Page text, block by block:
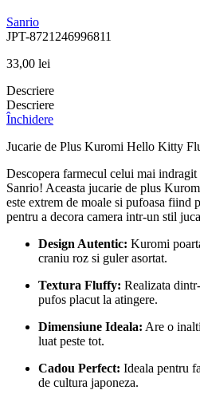
Sanrio
JPT-8721246996811
33,00 lei
Descriere
Descriere
Închidere
Jucarie de Plus Kuromi Hello Kitty
Descopera farmecul celui mai
Sanrio! Aceasta jucarie de plus
este extrem de moale si pufoasa fiind
pentru a decora camera intr-un stil
Design Autentic: Kuromi
craniu roz si guler asortat.
Textura Fluffy: Realizata
pufos placut la atingere.
Dimensiune Ideala: Are o
luat peste tot.
Cadou Perfect: Ideala pentru
de cultura japoneza.